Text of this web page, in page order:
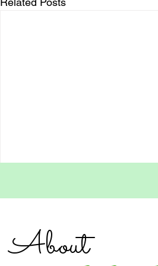
有个叫 Paris 的女孩，在香港读小
学四年级。她聪明、好奇，却在繁
重的作业压力下，渐渐失去了笑
About